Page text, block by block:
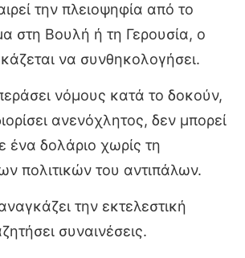
την πλειοψηφία από το
στη Βουλή ή τη Γερουσία, ο
να συνθηκολογήσει.
νόμους κατά το δοκούν,
ανενόχλητος, δεν μπορεί
ένα δολάριο χωρίς τη
πολιτικών του αντιπάλων.
την εκτελεστική
συναινέσεις.